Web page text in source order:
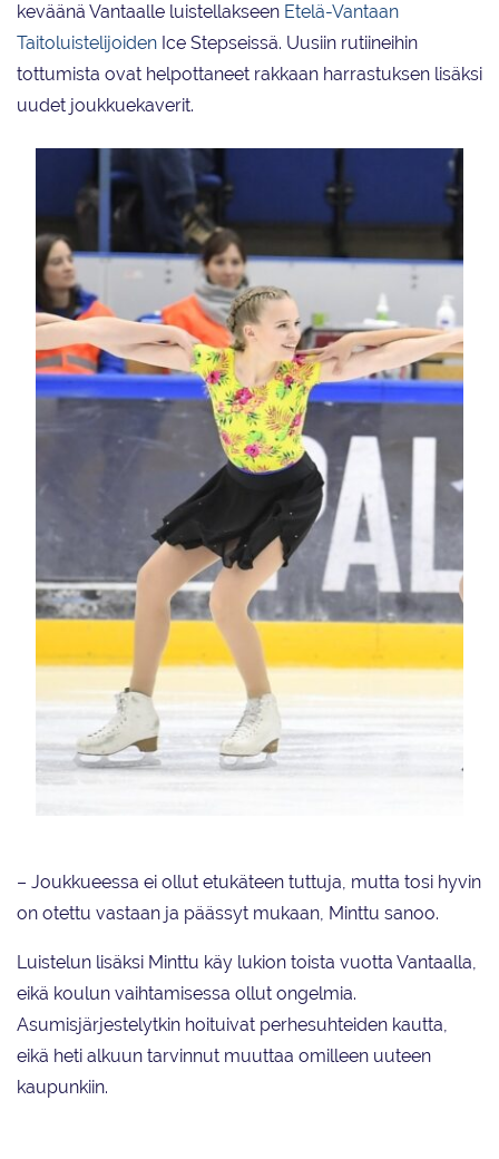
keväänä Vantaalle luistellakseen Etelä-Vantaan
Taitoluistelijoiden Ice Stepseissä. Uusiin rutiineihin
tottumista ovat helpottaneet rakkaan harrastuksen lisäksi
uudet joukkuekaverit.
– Joukkueessa ei ollut etukäteen tuttuja, mutta tosi hyvin
on otettu vastaan ja päässyt mukaan, Minttu sanoo.
Luistelun lisäksi Minttu käy lukion toista vuotta Vantaalla,
eikä koulun vaihtamisessa ollut ongelmia.
Asumisjärjestelytkin hoituivat perhesuhteiden kautta,
eikä heti alkuun tarvinnut muuttaa omilleen uuteen
kaupunkiin.